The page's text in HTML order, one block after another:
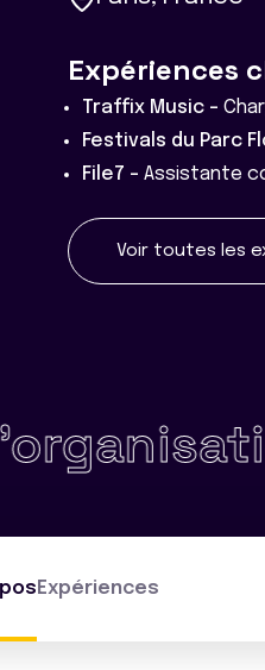
Expériences
Traffix Music -
Festivals du Parc
File7 - Assistante
Voir toutes les
Expériences